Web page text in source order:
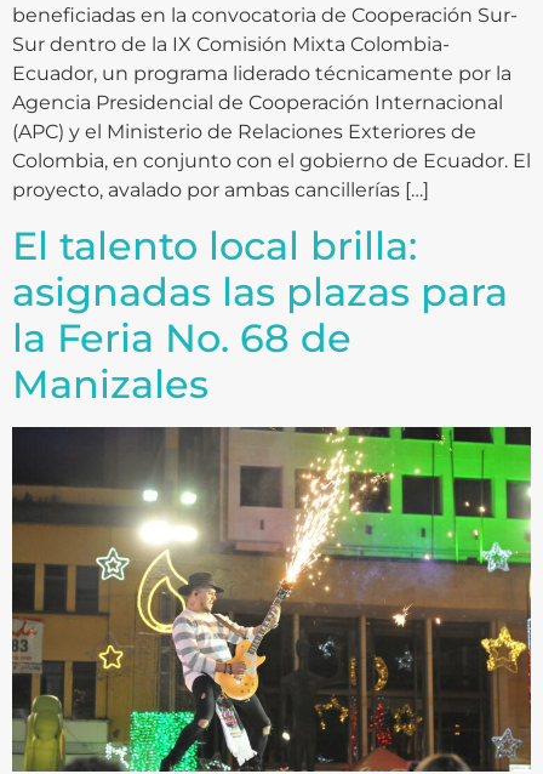
beneficiadas en la convocatoria de Cooperación Sur-
Sur dentro de la IX Comisión Mixta Colombia-
Ecuador, un programa liderado técnicamente por la
Agencia Presidencial de Cooperación Internacional
(APC) y el Ministerio de Relaciones Exteriores de
Colombia, en conjunto con el gobierno de Ecuador. El
proyecto, avalado por ambas cancillerías […]
El talento local brilla:
asignadas las plazas para
la Feria No. 68 de
Manizales